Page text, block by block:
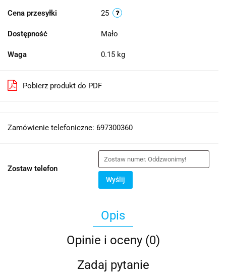
Cena przesyłki 25
Dostępność Mało
Waga 0.15 kg
Pobierz produkt do PDF
Zamówienie telefoniczne: 697300360
Zostaw telefon
Wyślij
Opis
Opinie i oceny (0)
Zadaj pytanie